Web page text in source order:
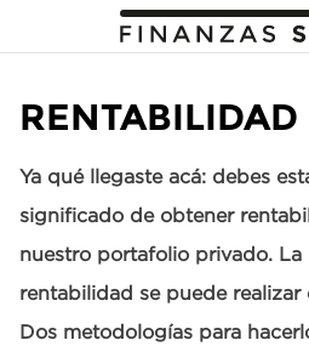
Ya qué llegaste acá: debes
significado de obtener
nuestro portafolio privado. La
rentabilidad se puede
Dos metodologías para